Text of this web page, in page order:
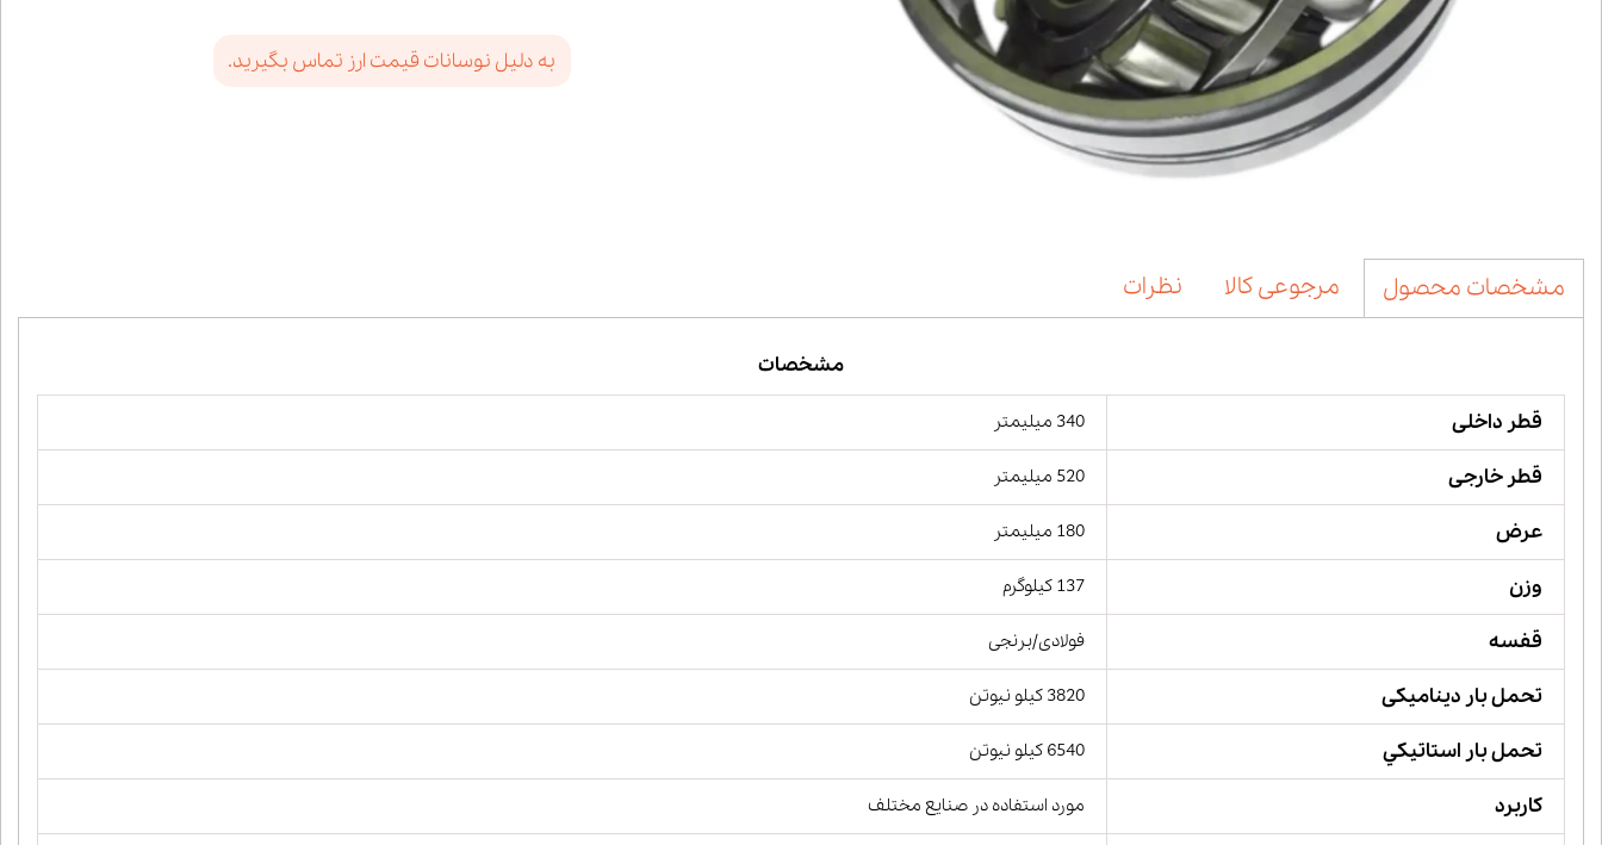
به دلیل نوسانات قیمت ارز تماس بگیرید.
مشخصات محصول مرجوعی کالا نظرات
مشخصات
قطر داخلی 340 میلیمتر
قطر خارجی 520 میلیمتر
عرض 180 میلیمتر
وزن 137 کیلوگرم
قفسه فولادی/برنجی
تحمل بار دینامیکی 3820 کیلو نیوتن
تحمل بار استاتيكي 6540 کیلو نیوتن
کاربرد مورد استفاده در صنایع مختلف